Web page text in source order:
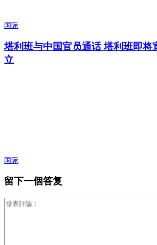
国际
塔利班与中国官员通话 塔利班即将
立
国际
留下一個答复